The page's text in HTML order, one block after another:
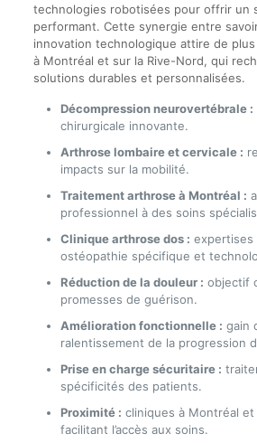
technologies robotisées pour offrir un
performant. Cette synergie entre
innovation technologique attire de
à Montréal et sur la Rive-Nord, qui
solutions durables et personnalisées.
Décompression neurovertébrale :
chirurgicale innovante.
Arthrose lombaire et cervicale :
impacts sur la mobilité.
Traitement arthrose à Montréal :
professionnel à des soins
Clinique arthrose dos : expertises
ostéopathie spécifique et
Réduction de la douleur : objectif
promesses de guérison.
Amélioration fonctionnelle : gain
ralentissement de la progression
Prise en charge sécuritaire :
spécificités des patients.
Proximité : cliniques à Montréal
facilitant l’accès aux soins.